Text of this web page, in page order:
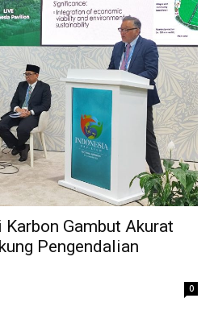
Gambut Akurat
Pengendalian
0